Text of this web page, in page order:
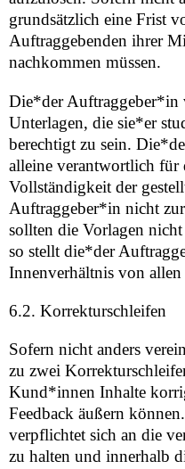
grundsätzlich eine Frist
Auftraggebenden ihrer
nachkommen müssen.
Die*der Auftraggeber*in
Unterlagen, die sie*er
berechtigt zu sein.
alleine verantwortlich
Vollständigkeit der
Auftraggeber*in nicht
sollten die Vorlagen
so stellt die*der
Innenverhältnis von
6.2. Korrekturschleifen
Sofern nicht anders
zu zwei
Kund*innen Inhalte
Feedback äußern
verpflichtet sich an die
zu halten und innerhalb